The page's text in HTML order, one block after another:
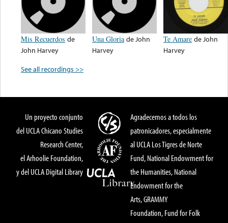
Mis Recuerdos de
John Harvey
Una Gloria deJohn
Harvey
Te Amare deJohn
Harvey
See all recordings >>
Un proyecto conjunto
del UCLA Chicano Studies
Research Center,
el Arhoolie Foundation,
y del UCLA Digital Library
Agradecemos a todos los
patronicadores, especialmente
al UCLA Los Tigres de Norte
Fund, National Endowment for
the Humanities, National
Endowment for the
Arts, GRAMMY
Foundation, Fund for Folk